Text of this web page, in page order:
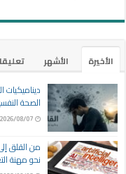
الأخيرة الأشهر
ديناميكيات
الصحة
2026/08/07
من القلق
نحو مهنة